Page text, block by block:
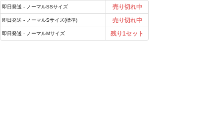
即日発送 - ノーマルSSサイズ 売り切れ中
即日発送 - ノーマルSサイズ(標準) 売り切れ中
即日発送 - ノーマルMサイズ 残り1セット